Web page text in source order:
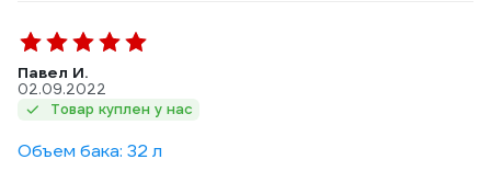
Павел И.
02.09.2022
Товар куплен у нас
Объем бака: 32 л